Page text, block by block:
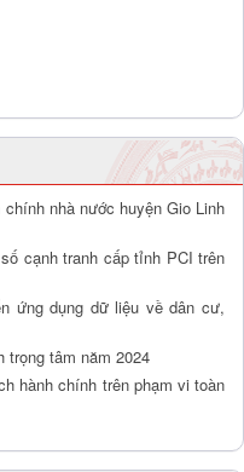
nhà nước huyện Gio Linh
cạnh tranh cấp tỉnh PCI trên
ứng dụng dữ liệu về dân cư,
trọng tâm năm 2024
hành chính trên phạm vi toàn